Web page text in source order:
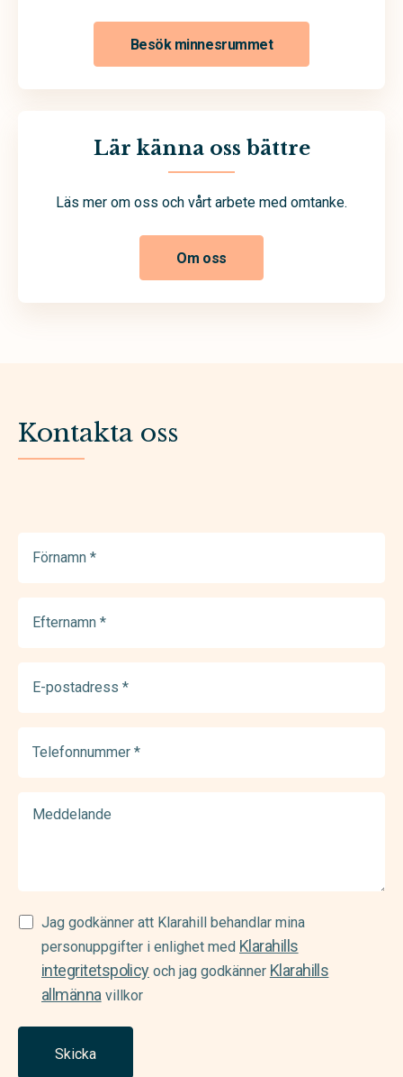
Besök minnesrummet
Lär känna oss bättre
Läs mer om oss och vårt arbete med omtanke.
Om oss
Kontakta oss
(Required)
(Required)
postadress
(Required)
Samtycke
(Required)
Jag godkänner att Klarahill behandlar mina
personuppgifter i enlighet med Klarahills
integritetspolicyoch jag godkänner Klarahills
allmännavillkor
Skicka